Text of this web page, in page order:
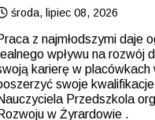
środa, lipiec 08, 2026
z najmłodszymi daje
wpływu na rozwój
karierę w
swoje
Przedszkola
w Żyrardowie .